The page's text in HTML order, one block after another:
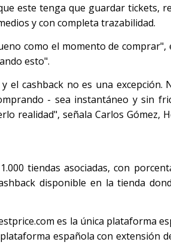
este tenga que guardar tickets,
y con completa trazabilidad.
como el momento de comprar",
esto".
el cashback no es una
- sea instantáneo y sin
realidad", señala Carlos Gómez,
tiendas asociadas, con
disponible en la tienda
es la única plataforma
española con extensión